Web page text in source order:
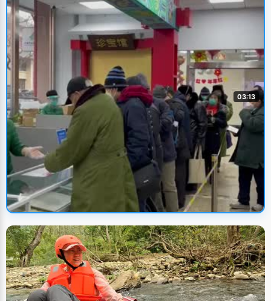
03:13
🔥 火热上新
2023兔年首日封今日发行
UP主: 侯海涛
人文 • 2023/1/5